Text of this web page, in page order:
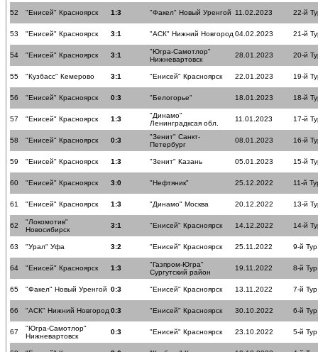
52 "Енисей" Красноярск 1:3 "Факел" Новый Уренгой 11.02.2023 22-й
53 "Енисей" Красноярск 3:1 "АСК" Нижний Новгород 04.02.2023 21-й
54 "Енисей" Красноярск 3:1
"Югра-Самотлор"
Нижневартовск
28.01.2023 20-й
55 "Кузбасс" Кемерово 3:1 "Енисей" Красноярск 22.01.2023 19-й
56 "Енисей" Красноярск 0:3 "Белогорье" 18.01.2023 18-й
57 "Енисей" Красноярск 1:3
"Динамо"
Ленинградксая обл.
11.01.2023 17-й
58 "Енисей" Красноярск 0:3
"Зенит" Санкт-
Петербург
08.01.2023 16-й
59 "Енисей" Красноярск 1:3 "Зенит" Казань 05.01.2023 15-й
60 "Енисей" Красноярск 3:0 "Нефтяник" 25.12.2022 11-й
61 "Енисей" Красноярск 1:3 "Динамо" Москва 20.12.2022 13-й
62
"Локомотив"
Новосибирск
3:1 "Енисей" Красноярск 14.12.2022 14-й
63 "Урал" Уфа 3:2 "Енисей" Красноярск 25.11.2022 9-й Тур
64 "Енисей" Красноярск 1:3
"Газпром-Югра"
Сургутский район
19.11.2022 8-й Тур
65 "Факел" Новый Уренгой 0:3 "Енисей" Красноярск 13.11.2022 7-й Тур
66 "АСК" Нижний Новгород 0:3 "Енисей" Красноярск 30.10.2022 6-й Тур
67
"Югра-Самотлор"
Нижневартовск
0:3 "Енисей" Красноярск 23.10.2022 5-й Тур